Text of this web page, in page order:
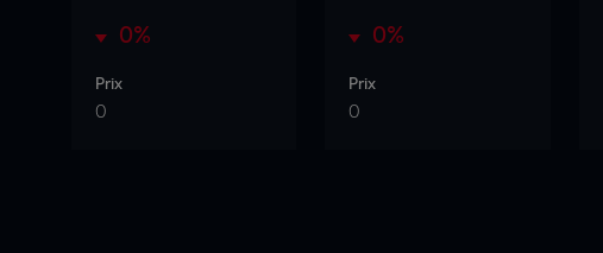
0%
Prix
0
0%
Prix
0